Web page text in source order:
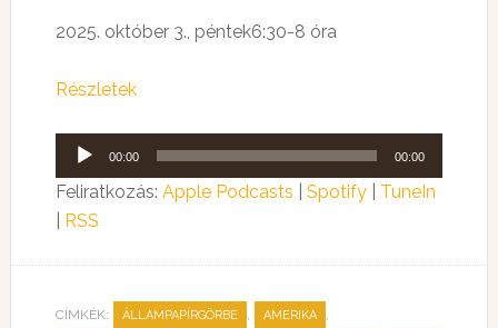
2025. október 3., péntek6:30-8 óra
Részletek
Audió
lejátszó
00:00 00:00
Feliratkozás: Apple Podcasts Spotify| TuneIn
RSS
CÍMKÉK: ÁLLAMPAPÍRGÖRBE , AMERIKA ,